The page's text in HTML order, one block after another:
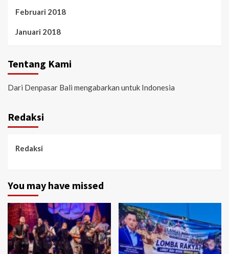
Februari 2018
Januari 2018
Tentang Kami
Dari Denpasar Bali mengabarkan untuk Indonesia
Redaksi
Redaksi
You may have missed